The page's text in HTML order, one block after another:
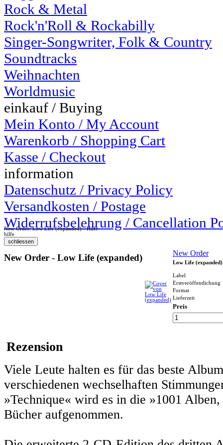
Rock & Metal
Rock'n'Roll & Rockabilly
Singer-Songwriter, Folk & Country
Soundtracks
Weihnachten
Worldmusic
einkauf / Buying
Mein Konto / My Account
Warenkorb / Shopping Cart
Kasse / Checkout
information
Datenschutz / Privacy Policy
Versandkosten / Postage
Widerrufsbelehrung / Cancellation
New Order: Low Life (expanded) - Hilfe
hilfe
New Order - Low Life (expanded) New Order
Low Life (expanded)
Label
Erstveröffentlichung
Format
Lieferzeit
Preis
Rezension
Viele Leute halten es für das beste
verschiedenen wechselhaften
»Technique« wird es in die »1001
Bücher aufgenommen.